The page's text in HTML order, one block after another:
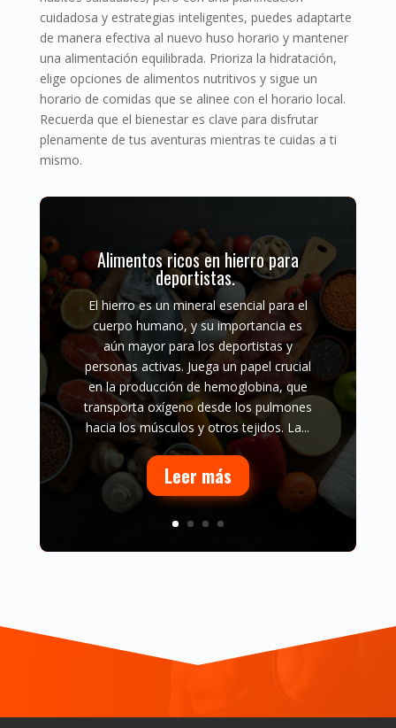
cuidadosa y estrategias inteligentes, puedes adaptarte
de manera efectiva al nuevo huso horario y mantener
una alimentación equilibrada. Prioriza la hidratación,
elige opciones de alimentos nutritivos y sigue un
horario de comidas que se alinee con el horario local.
Recuerda que el bienestar es clave para disfrutar
plenamente de tus aventuras mientras te cuidas a ti
mismo.
Alimentos ricos en hierro para
deportistas.
El hierro es un mineral esencial para el
cuerpo humano, y su importancia es
aún mayor para los deportistas y
personas activas. Juega un papel crucial
en la producción de hemoglobina, que
transporta oxígeno desde los pulmones
hacia los músculos y otros tejidos. La...
Leer más